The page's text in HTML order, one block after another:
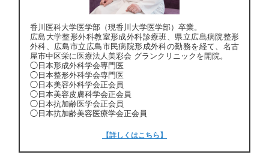
香川医科大学医学部（現香川大学医学部）卒業。
広島大学整形外科教室形成外科診療班、県立広島病院整形
外科、広島市立広島市民病院形成外科の勤務を経て、名古
屋市中区栄に医療法人美彩会 グランクリニックを開院。
◯日本形成外科学会専門医
◯日本整形外科学会専門医
◯日本美容外科学会正会員
◯日本美容皮膚科学会正会員
◯日本抗加齢医学会正会員
◯日本抗加齢美容医療学会正会員
【詳しくはこちら】